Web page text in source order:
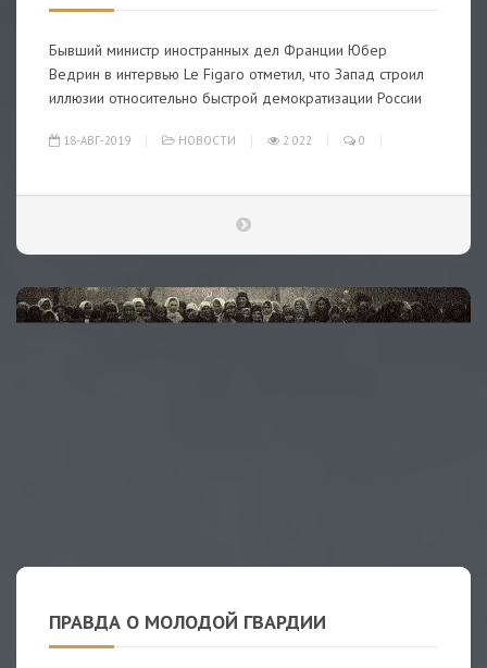
Бывший министр иностранных дел Франции Юбер
Ведрин в интервью Le Figaro отметил, что Запад строил
иллюзии относительно быстрой демократизации России
18-АВГ-2019 НОВОСТИ 2 022 0
ПРАВДА О МОЛОДОЙ ГВАРДИИ